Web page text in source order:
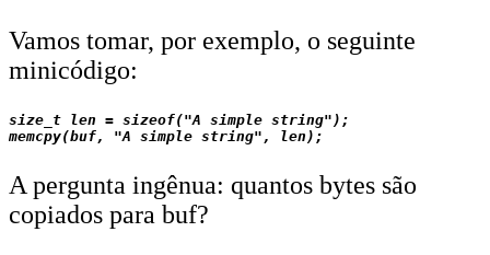
Vamos tomar, por exemplo, o seguinte
minicódigo:
size_t len = sizeof("A simple string");
A pergunta ingênua: quantos bytes são
copiados para buf?